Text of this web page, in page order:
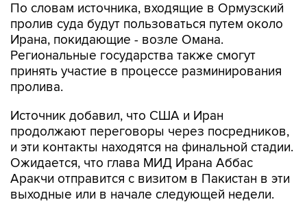
По словам источника, входящие в Ормузский
пролив суда будут пользоваться путем около
Ирана, покидающие - возле Омана.
Региональные государства также смогут
принять участие в процессе разминирования
пролива.
Источник добавил, что США и Иран
продолжают переговоры через посредников,
и эти контакты находятся на финальной стадии.
Ожидается, что глава МИД Ирана Аббас
Аракчи отправится с визитом в Пакистан в эти
выходные или в начале следующей недели.